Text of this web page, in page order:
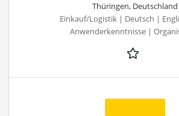
Thüringen, Deutschland
Einkauf/Logistik | Deutsch |
Anwenderkenntnisse |